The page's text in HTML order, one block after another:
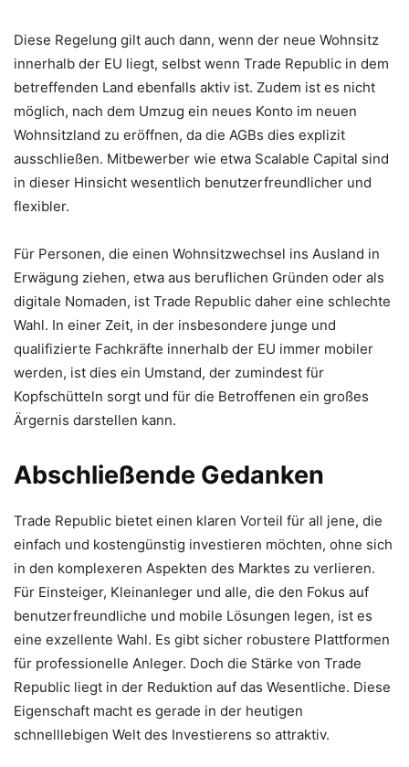
Diese Regelung gilt auch dann, wenn der neue Wohnsitz
innerhalb der EU liegt, selbst wenn Trade Republic in dem
betreffenden Land ebenfalls aktiv ist. Zudem ist es nicht
möglich, nach dem Umzug ein neues Konto im neuen
Wohnsitzland zu eröffnen, da die AGBs dies explizit
ausschließen. Mitbewerber wie etwa Scalable Capital sind
in dieser Hinsicht wesentlich benutzerfreundlicher und
flexibler.
Für Personen, die einen Wohnsitzwechsel ins Ausland in
Erwägung ziehen, etwa aus beruflichen Gründen oder als
digitale Nomaden, ist Trade Republic daher eine schlechte
Wahl. In einer Zeit, in der insbesondere junge und
qualifizierte Fachkräfte innerhalb der EU immer mobiler
werden, ist dies ein Umstand, der zumindest für
Kopfschütteln sorgt und für die Betroffenen ein großes
Ärgernis darstellen kann.
Abschließende Gedanken
Trade Republic bietet einen klaren Vorteil für all jene, die
einfach und kostengünstig investieren möchten, ohne sich
in den komplexeren Aspekten des Marktes zu verlieren.
Für Einsteiger, Kleinanleger und alle, die den Fokus auf
benutzerfreundliche und mobile Lösungen legen, ist es
eine exzellente Wahl. Es gibt sicher robustere Plattformen
für professionelle Anleger. Doch die Stärke von Trade
Republic liegt in der Reduktion auf das Wesentliche. Diese
Eigenschaft macht es gerade in der heutigen
schnelllebigen Welt des Investierens so attraktiv.